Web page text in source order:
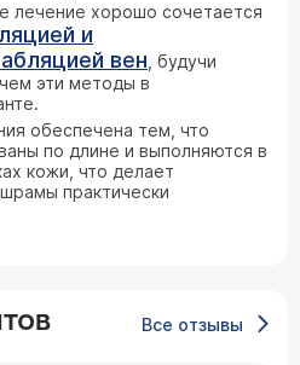
лечение хорошо сочетается
и
вен , будучи
эти методы в
обеспечена тем, что
по длине и выполняются в
кожи, что делает
практически
Все отзывы